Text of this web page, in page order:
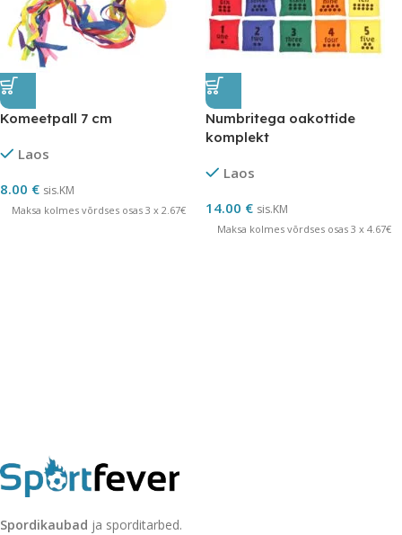
Komeetpall 7 cm
Laos
8.00 € sis.KM
Maksa kolmes võrdses osas 3 x 2.67€
Numbritega oakottide
komplekt
Laos
14.00 € sis.KM
Maksa kolmes võrdses osas 3 x 4.67€
Spordikaubad ja sporditarbed.